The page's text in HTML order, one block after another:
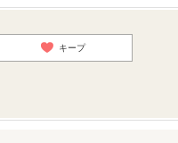
キープ